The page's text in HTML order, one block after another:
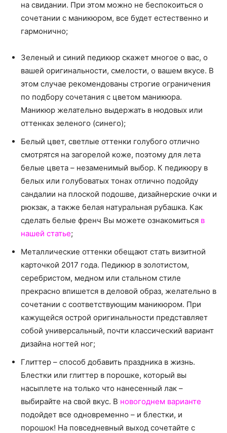
на свидании. При этом можно не беспокоиться о
сочетании с маникюром, все будет естественно и
гармонично;
Зеленый и синий педикюр скажет многое о вас, о
вашей оригинальности, смелости, о вашем вкусе. В
этом случае рекомендованы строгие ограничения
по подбору сочетания с цветом маникюра.
Маникюр желательно выдержать в нюдовых или
оттенках зеленого (синего);
Белый цвет, светлые оттенки голубого отлично
смотрятся на загорелой коже, поэтому для лета
белые цвета – незаменимый выбор. К педикюру в
белых или голубоватых тонах отлично подойду
сандалии на плоской подошве, дизайнерские очки и
рюкзак, а также белая натуральная рубашка. Как
сделать белые френч Вы можете ознакомиться в
нашей статье;
Металлические оттенки обещают стать визитной
карточкой 2017 года. Педикюр в золотистом,
серебристом, медном или стальном стиле
прекрасно впишется в деловой образ, желательно в
сочетании с соответствующим маникюром. При
кажущейся острой оригинальности представляет
собой универсальный, почти классический вариант
дизайна ногтей ног;
Глиттер – способ добавить праздника в жизнь.
Блестки или глиттер в порошке, который вы
насыплете на только что нанесенный лак –
выбирайте на свой вкус. В новогоднем варианте
подойдет все одновременно – и блестки, и
порошок! На повседневный выход сочетайте с